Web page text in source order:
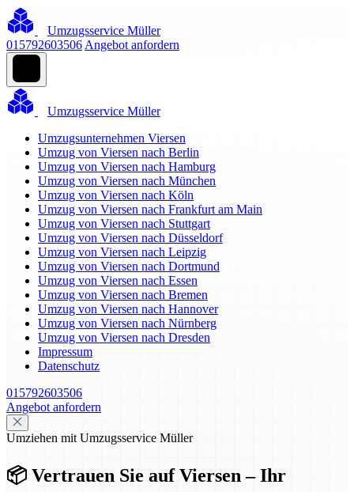
Umzugsservice Müller
015792603506 Angebot anfordern
Umzugsservice Müller
Umzugsunternehmen Viersen
Umzug von Viersen nach Berlin
Umzug von Viersen nach Hamburg
Umzug von Viersen nach München
Umzug von Viersen nach Köln
Umzug von Viersen nach Frankfurt am Main
Umzug von Viersen nach Stuttgart
Umzug von Viersen nach Düsseldorf
Umzug von Viersen nach Leipzig
Umzug von Viersen nach Dortmund
Umzug von Viersen nach Essen
Umzug von Viersen nach Bremen
Umzug von Viersen nach Hannover
Umzug von Viersen nach Nürnberg
Umzug von Viersen nach Dresden
Impressum
Datenschutz
015792603506
Angebot anfordern
Umziehen mit Umzugsservice Müller
📦 Vertrauen Sie auf Viersen – Ihr